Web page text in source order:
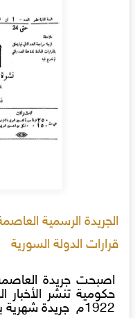
قرارات الدولة السورية
اصبحت جريدة
حكومية تنشر الأخبار
1922م جريدة شهرية بعد ان كانت اسبوعية.